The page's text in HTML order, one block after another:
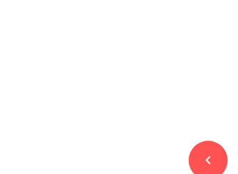
navigate_before